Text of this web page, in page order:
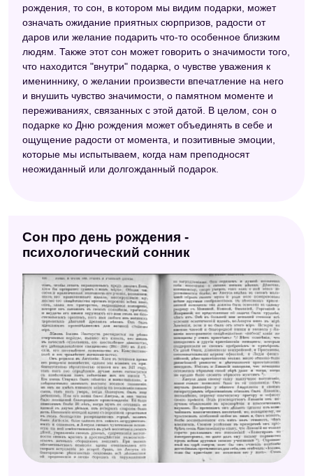
рождения, то сон, в котором мы видим подарки, может
означать ожидание приятных сюрпризов, радости от
даров или желание подарить что-то особенное близким
людям. Также этот сон может говорить о значимости того,
что находится "внутри" подарка, о чувстве уважения к
имениннику, о желании произвести впечатление на него
и внушить чувство значимости, о памятном моменте и
переживаниях, связанных с этой датой. В целом, сон о
подарке ко Дню рождения может объединять в себе и
ощущение радости от момента, и позитивные эмоции,
которые мы испытываем, когда нам преподносят
неожиданный или долгожданный подарок.
Сон про день рождения -
психологический сонник